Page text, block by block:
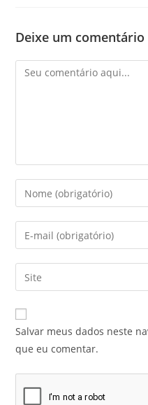
Deixe um comentário
Salvar meus dados neste
que eu comentar.